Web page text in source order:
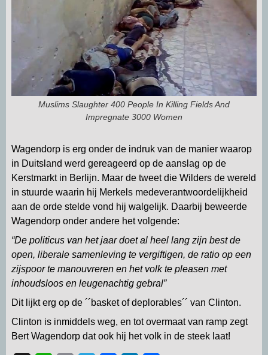
Muslims Slaughter 400 People In Killing Fields And
Impregnate 3000 Women
Wagendorp is erg onder de indruk van de manier waarop
in Duitsland werd gereageerd op de aanslag op de
Kerstmarkt in Berlijn. Maar de tweet die Wilders de wereld
in stuurde waarin hij Merkels medeverantwoordelijkheid
aan de orde stelde vond hij walgelijk. Daarbij beweerde
Wagendorp onder andere het volgende:
“De politicus van het jaar doet al heel lang zijn best de
open, liberale samenleving te vergiftigen, de ratio op een
zijspoor te manouvreren en het volk te pleasen met
inhoudsloos en leugenachtig gebral”
Dit lijkt erg op de ´´basket of deplorables´´ van Clinton.
Clinton is inmiddels weg, en tot overmaat van ramp zegt
Bert Wagendorp dat ook hij het volk in de steek laat!